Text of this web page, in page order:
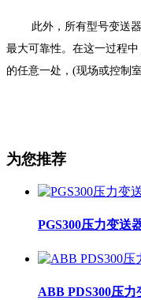
此外，所有型号变送
最大可靠性。在这一过程中
的任意一处，(现场或控制
为您推荐
PGS300压力变送
ABB PDS300压力